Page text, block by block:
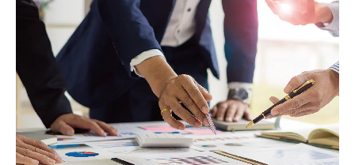
グランスイート下赤塚
板橋区
43 2018年 丸紅
ウエリス仙川調布の森
調布市
155
2018年
NTT都市開発
ウエリス国立
国立市
29 2017年 NTT都市開発